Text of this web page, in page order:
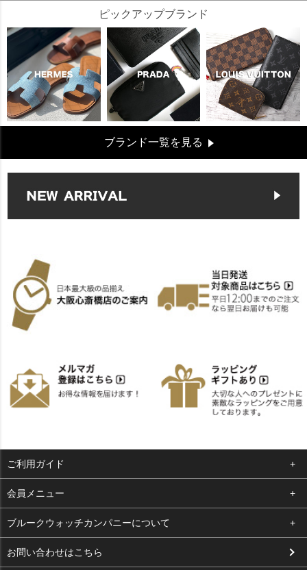
ピックアップブランド
ブランド一覧を見る
ご利用ガイド
よくある質問
支払い・送料
お客様の声
会員メニュー
ログイン
お気に入り
ブルークウォッチカンパニーについて
会社概要
お問い合わせはこちら